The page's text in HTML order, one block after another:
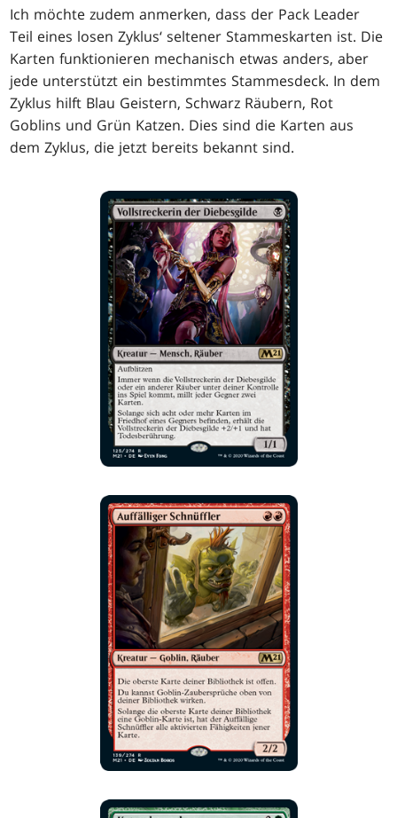
Ich möchte zudem anmerken, dass der Pack Leader
Teil eines losen Zyklus‘ seltener Stammeskarten ist. Die
Karten funktionieren mechanisch etwas anders, aber
jede unterstützt ein bestimmtes Stammesdeck. In dem
Zyklus hilft Blau Geistern, Schwarz Räubern, Rot
Goblins und Grün Katzen. Dies sind die Karten aus
dem Zyklus, die jetzt bereits bekannt sind.